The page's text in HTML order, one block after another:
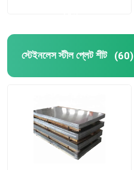
গ্যালভানাইজড স্টিল প্লেট
পিপিজিআই ইস্পাত কয়েল
কার্বন ইস্পাত কয়েল
স্টেইনলেস স্টীল প্লেট শীট (60)